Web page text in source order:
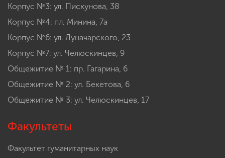
Корпус №3: ул. Пискунова, 38
Корпус №4: пл. Минина, 7а
Корпус №6: ул. Луначарского, 23
Корпус №7: ул. Челюскинцев, 9
Общежитие № 1: пр. Гагарина, 6
Общежитие № 2: ул. Бекетова, 6
Общежитие № 3: ул. Челюскинцев, 17
Факультеты
Факультет гуманитарных наук